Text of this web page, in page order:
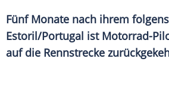
Fünf Monate nach ihrem
Estoril/Portugal ist Motorrad-
auf die Rennstrecke